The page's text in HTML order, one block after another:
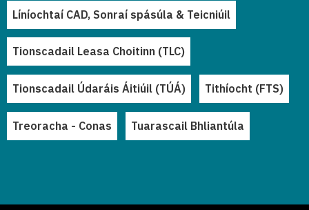
Líníochtaí CAD, Sonraí spásúla & Teicniúil
Tionscadail Leasa Choitinn (TLC)
Tionscadail Údaráis Áitiúil (TÚÁ) Tithíocht (FTS)
Treoracha - Conas Tuarascail Bhliantúla